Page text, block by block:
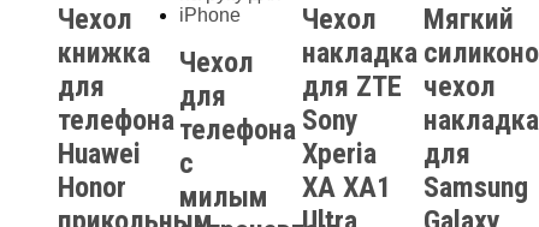
Чехол
книжка
для
телефона
Huawei
Honor
Чехол
для
телефона
с
милым
Чехол
накладка
для ZTE
Sony
Xperia
XA XA1
Мягкий
чехол
накладка
для
Samsung